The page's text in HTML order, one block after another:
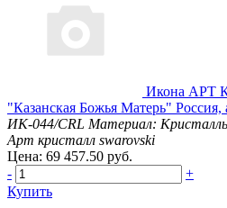
Икона АРТ
"Казанская Божья Матерь"
ИК-044/CRL Материал:
Арт кристалл swarovski
Цена: 69 457.50 руб.
-
+
Купить